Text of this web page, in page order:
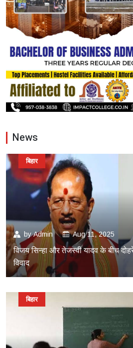
News
byAdmin Aug 11, 2025
विजय सिन्हा और तेजस्वी यादव के बीच
विवाद
बिहार
बिहार